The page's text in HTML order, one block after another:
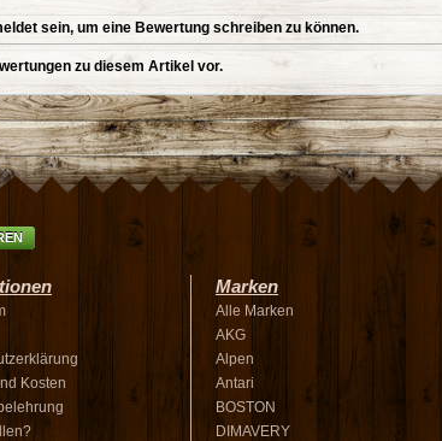
sein, um eine Bewertung schreiben zu können.
zu diesem Artikel vor.
Kosten
Marken
Alle Marken
AKG
Alpen
Antari
BOSTON
DIMAVERY